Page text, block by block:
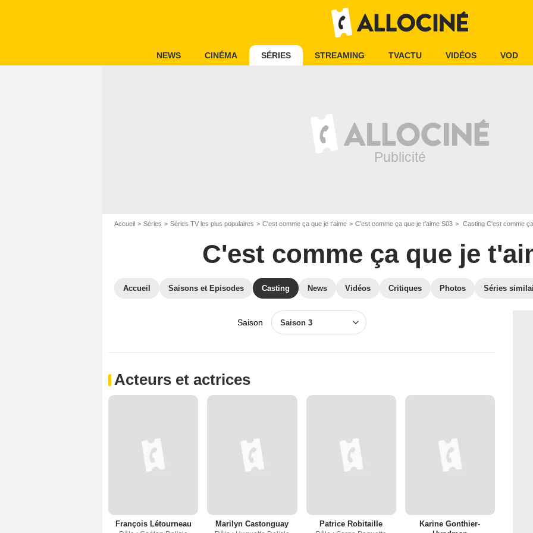
NEWS CINÉMA SÉRIES STREAMING TVACTU VIDÉOS VOD
Accueil Séries Séries TV les plus populaires C'est comme ça que je t'aime C'est comme ça que je t'aime S03 Casting C'est comme
C'est comme ça que je
Accueil Saisons et Episodes Casting News Vidéos Critiques Photos Séries
Saison Saison 3
Acteurs et actrices
François Létourneau Marilyn Castonguay Patrice Robitaille
Karine Gonthier-